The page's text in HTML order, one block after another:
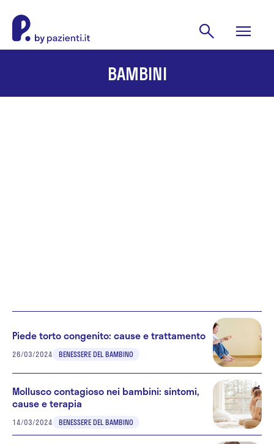
BAMBINI
Piede torto congenito: cause e trattamento
26/03/2024 BENESSERE DEL BAMBINO
Mollusco contagioso nei bambini: sintomi,
cause e terapia
14/03/2024 BENESSERE DEL BAMBINO